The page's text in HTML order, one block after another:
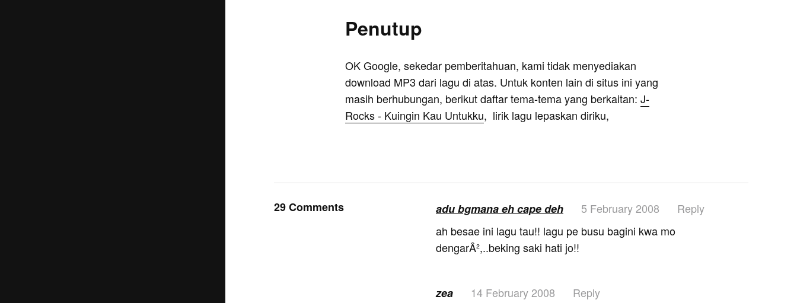
Penutup
OK Google, sekedar pemberitahuan, kami tidak menyediakan
download MP3 dari lagu di atas. Untuk konten lain di situs ini yang
masih berhubungan, berikut daftar tema-tema yang berkaitan: J-
Rocks - Kuingin Kau Untukku, lirik lagu lepaskan diriku,
29 Comments adu bgmana eh cape deh 5 February 2008
Reply
ah besae ini lagu tau!! lagu pe busu bagini kwa mo
dengarÂ²,..beking saki hati jo!!
zea 14 February 2008
Reply